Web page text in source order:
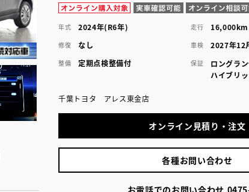
年式 2024年(R6年) 走行 16,000km
修復 なし 車検 2027年12
整備 定期点検整備付 保証
ロングラ
ハイブリ
千葉トヨタ アレス東金店
オンライン見積り・注文
各種お問い合わせ